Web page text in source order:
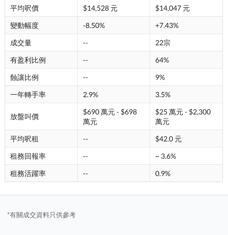
平均呎價
$14,528 元
$14,047 元
變動幅度
-8.50%
+7.43%
成交量
--
22宗
有盈利比例
--
64%
蝕讓比例
--
9%
一年轉手率
2.9% 3.5%
放盤叫價
$690 萬元 - $698
萬元
$25 萬元 - $2,300
萬元
平均呎租
--
$42.0 元
租務回報率
--
~ 3.6%
租務活躍率
-- 0.9%
*有關成交資料只供參考